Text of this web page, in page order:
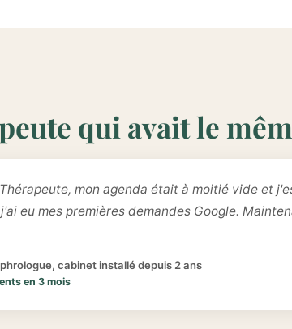
qui avait le
mon agenda était à moitié vide et
eu mes premières demandes Google.
cabinet installé depuis 2 ans
en 3 mois